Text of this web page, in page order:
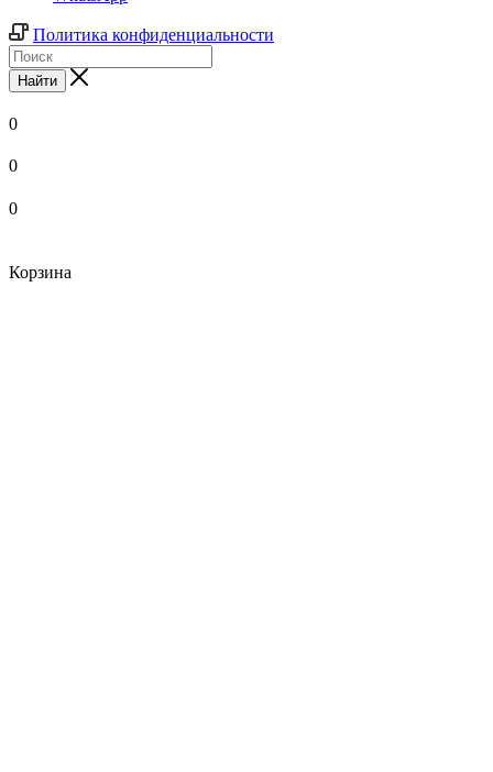
Политика конфиденциальности
Найти
0
0
0
Корзина